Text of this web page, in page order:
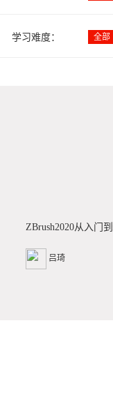
学习难度： 全部
ZBrush2020从入门
吕琦